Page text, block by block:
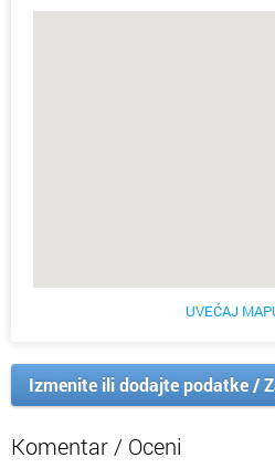
UVEĆAJ
Izmenite ili dodajte podatke /
Komentar / Oceni